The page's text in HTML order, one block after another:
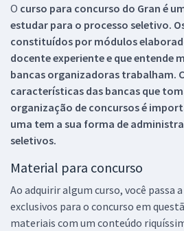
O curso para concurso do Gran é
estudar para o processo seletivo.
constituídos por módulos
docente experiente e que entende
bancas organizadoras trabalham.
características das bancas que
organização de concursos é
uma tem a sua forma de
seletivos.
Material para concurso
Ao adquirir algum curso, você passa
exclusivos para o concurso em
materiais com um conteúdo